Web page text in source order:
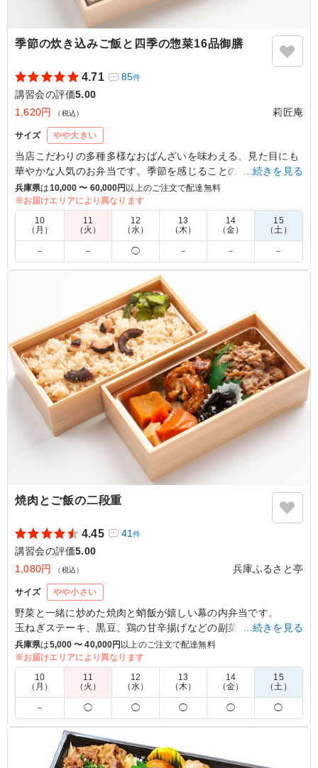
季節の炊き込みご飯と四季の惣菜16品御膳
4.71 85件
講習会の評価5.00
1,620円
（税込） 莉匠庵
サイズ やや大きい
当店こだわりの多種多様なおばんざいを味わえる、見た目にも
華やかな人気のお弁当です。季節を感じることのできる、旬の
食材を使用しております。是非、合わせてご賞味下さい。
5.0
たくさんのおかず数で、お上品なお味で特に女性に人気で
した。華やかな見栄えで、軽やかに見えますが、品数が多
いので量もちょうどよくて腹持ちもよかったです。この見
た目でコスパ抜群だと思いました。
ご利用シーン：会議・セミナー›講習会
大阪府大阪市北区大深町2026/03/11
…続きを見る
兵庫県は10,000 〜 60,000円 以上のご注文で配達無料
※お届けエリアにより異なります
10
（月）
11
（火）
12
（水）
13
（木）
14
（金）
15
（土）
－ － ◯ － － －
焼肉とご飯の二段重
4.45 41件
講習会の評価5.00
1,080円
（税込） 兵庫ふるさと亭
サイズ やや小さい
野菜と一緒に炒めた焼肉と蛸飯が嬉しい幕の内弁当です。
玉ねぎステーキ、黒豆、鶏の甘辛揚げなどの副菜と一緒にお楽
しみください。
※ご飯は【蛸飯】、【鯛飯】、【白飯】からお選びいただけま
す。下記プルダウンよりお選びください。
※画像は【蛸飯】です。
実相院支部
年齢が50代から90代の人で頂きました。 高齢の方は、お
…続きを見る
兵庫県は5,000 〜 40,000円以上のご注文で配達無料
※お届けエリアにより異なります
10
（月）
11
（火）
12
（水）
13
（木）
14
（金）
15
（土）
－ ◯ ◯ ◯ ◯ ◯